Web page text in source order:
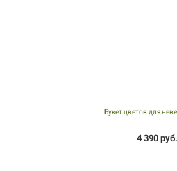
Букет цветов для
4 390 руб.